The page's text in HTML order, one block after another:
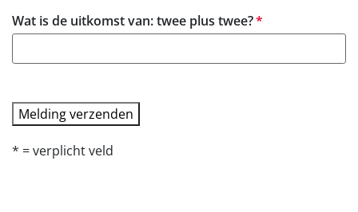
Wat is de uitkomst van: twee plus twee?verplicht
* = verplicht veld